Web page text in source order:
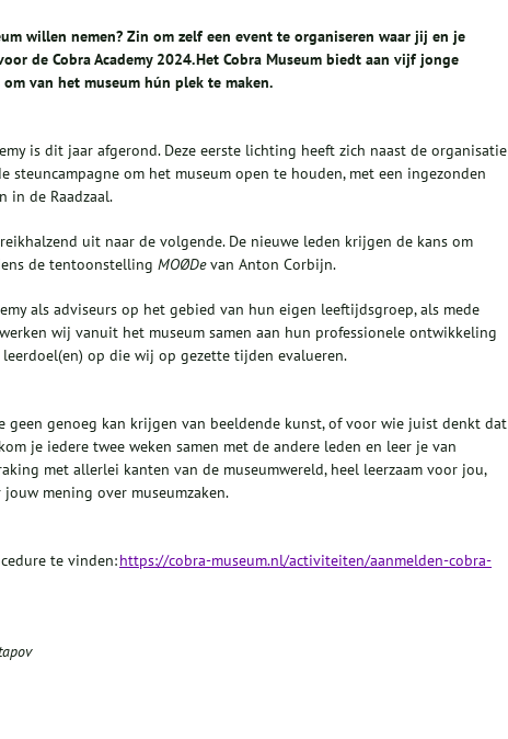
willen nemen? Zin om zelf een event te organiseren waar jij en je
de Cobra Academy 2024. Het Cobra Museum biedt aan vijf jonge
van het museum hún plek te maken.
is dit jaar afgerond. Deze eerste lichting heeft zich naast de organisatie
steuncampagne om het museum open te houden, met een ingezonden
in de Raadzaal.
uit naar de volgende. De nieuwe leden krijgen de kans om
de tentoonstelling MOØDevan Anton Corbijn.
als adviseurs op het gebied van hun eigen leeftijdsgroep, als mede
wij vanuit het museum samen aan hun professionele ontwikkeling
op die wij op gezette tijden evalueren.
geen genoeg kan krijgen van beeldende kunst, of voor wie juist denkt dat
je iedere twee weken samen met de andere leden en leer je van
met allerlei kanten van de museumwereld, heel leerzaam voor jou,
mening over museumzaken.
te vinden:https://cobra-museum.nl/activiteiten/aanmelden-cobra-